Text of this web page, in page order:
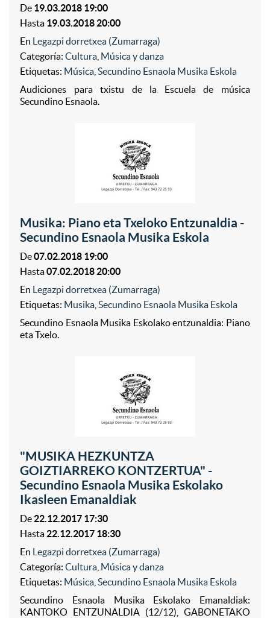
De 19.03.2018 19:00
Hasta 19.03.2018 20:00
En Legazpi dorretxea (Zumarraga)
Categoría: Cultura Música y danza
Etiquetas: Música Secundino Esnaola Musika Eskola
Audiciones para txistu de la Escuela de música
Secundino Esnaola.
Musika: Piano eta Txeloko Entzunaldia -
Secundino Esnaola Musika Eskola
De07.02.2018 19:00
Hasta07.02.2018 20:00
En Legazpi dorretxea (Zumarraga)
Etiquetas: Musika Secundino Esnaola Musika Eskola
Secundino Esnaola Musika Eskolako entzunaldia: Piano
eta Txelo.
"MUSIKA HEZKUNTZA
GOIZTIARREKO KONTZERTUA" -
Secundino Esnaola Musika Eskolako
Ikasleen Emanaldiak
De 22.12.2017 17:30
Hasta 22.12.2017 18:30
En Legazpi dorretxea (Zumarraga)
Categoría: Cultura Música y danza
Etiquetas: Música Secundino Esnaola Musika Eskola
Secundino Esnaola Musika Eskolako Emanaldiak:
KANTOKO ENTZUNALDIA (12/12), GABONETAKO